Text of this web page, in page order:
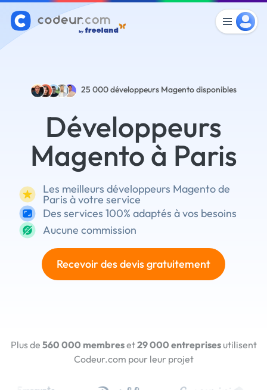
25 000développeurs Magento disponibles
Développeurs
Magento à Paris
Les meilleurs développeurs Magento de
Paris à votre service
Des services 100% adaptés à vos besoins
Aucune commission
Recevoir des devis gratuitement
Plus de 560 000 membreset29 000 entreprisesutilisent
Codeur.com pour leur projet